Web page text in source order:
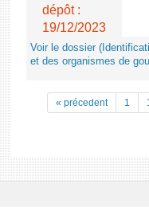
Dossiers législatifs
Budget et sécurité
Comptes rendus des
dépôt :
19/12/2023
Voir le dossier
et des organismes de
« précedent 1